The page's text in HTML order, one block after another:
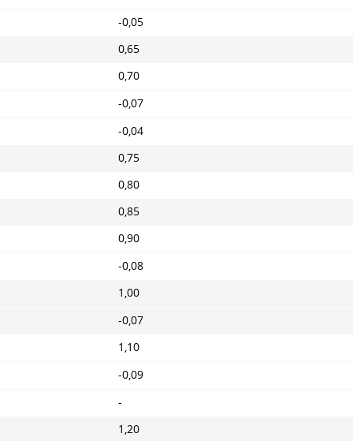
-0,05
0,65
0,70
-0,07
-0,04
0,75
0,80
0,85
0,90
-0,08
1,00
-0,07
1,10
-0,09
-
1,20